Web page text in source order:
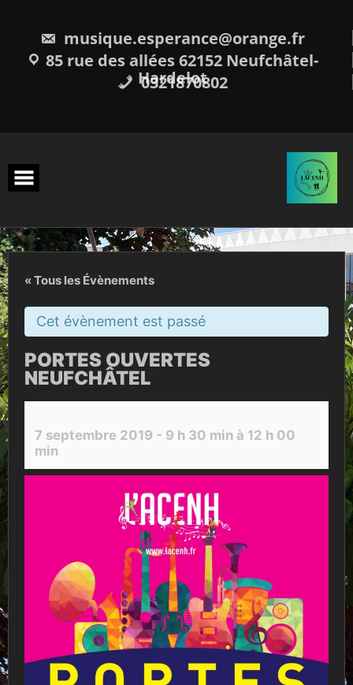
musique.esperance@orange.fr
85 rue des allées 62152 Neufchâtel-
Hardelot
0321870802
« Tous les Évènements
Cet évènement est passé
PORTES OUVERTES
NEUFCHÂTEL
7 septembre 2019 - 9 h 30 min à 12 h 00
min